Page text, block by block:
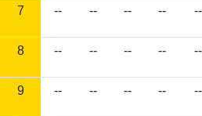
7 -- -- -- -- --
8 -- -- -- -- --
9 -- -- -- -- --